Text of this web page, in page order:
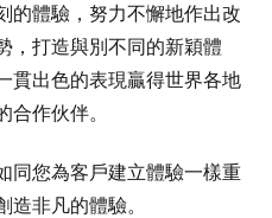
的體驗，努力不懈地作出改
，打造與別不同的新穎體
貫出色的表現贏得世界各地
作伙伴。
同您為客戶建立體驗一樣重
造非凡的體驗。